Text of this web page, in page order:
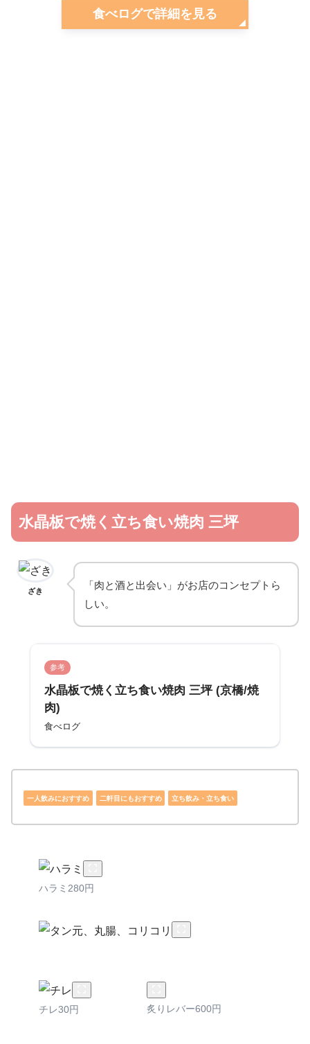
食べログで詳細を見る
水晶板で焼く立ち食い焼肉 三坪
ざき
「肉と酒と出会い」がお店のコンセプトら
しい。
参考
水晶板で焼く立ち食い焼肉 三坪 (京橋/焼
肉)
食べログ
一人飲みにおすすめ 二軒目にもおすすめ 立ち飲み・立ち食い
ハラミ280円
チレ30円 炙りレバー600円